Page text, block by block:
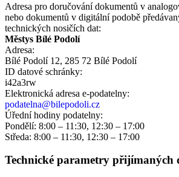
Adresa pro doručování dokumentů v
nebo dokumentů v digitální podobě
technických nosičích dat:
Městys Bílé Podolí
Adresa:
Bílé Podolí 12, 285 72 Bílé Podolí
ID datové schránky:
i42a3rw
Elektronická adresa e‑podatelny:
podatelna@bilepodoli.cz
Úřední hodiny podatelny:
Pondělí: 8:00 – 11:30, 12:30 – 17:00
Středa: 8:00 – 11:30, 12:30 – 17:00
Technické parametry přijímaných